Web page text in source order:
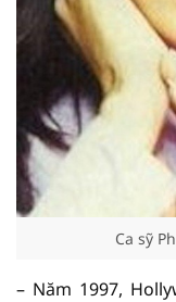
Ca sỹ
– Năm 1997,